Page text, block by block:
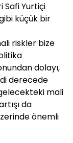
Safi Yurtiçi
küçük bir
riskler bize
dolayı,
derecede
mali
da
önemli